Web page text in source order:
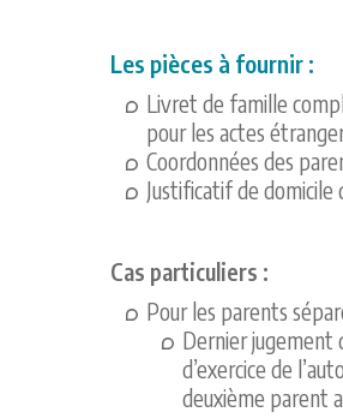
Les pièces à fournir :
Livret de famille
pour les actes
Coordonnées des
Justificatif de domicile
Cas particuliers :
Pour les parents
Dernier jugement
d’exercice de
deuxième parent